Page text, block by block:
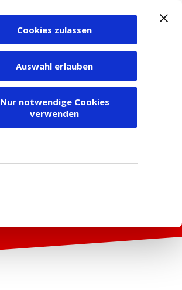
Cookies zulassen
Auswahl erlauben
Nur notwendige Cookies
verwenden
Zum Depot